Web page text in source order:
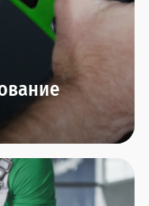
найдете
защита
диски,